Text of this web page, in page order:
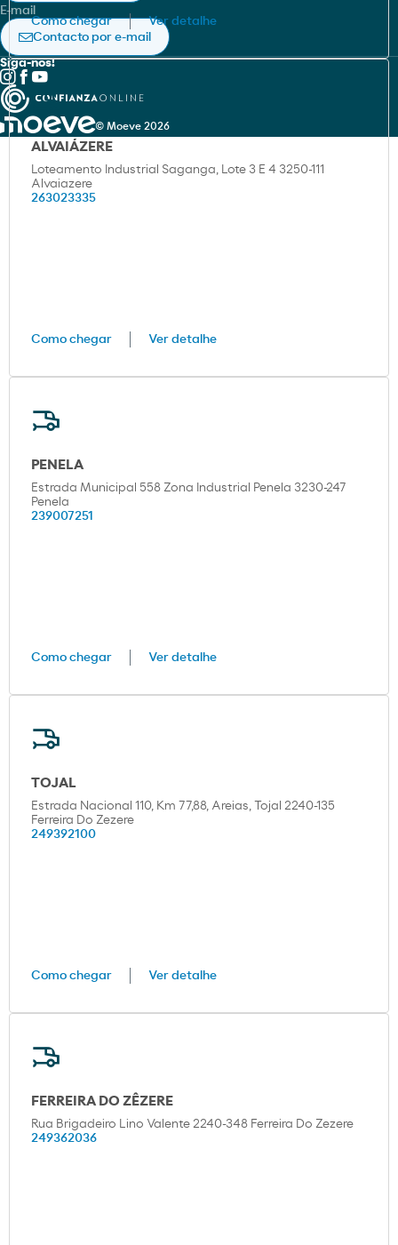
Como chegar Ver detalhe
ALVAIÁZERE
Loteamento Industrial Saganga, Lote 3 E 4 3250-111
Alvaiazere
263023335
Como chegar Ver detalhe
PENELA
Estrada Municipal 558 Zona Industrial Penela 3230-247
Penela
239007251
Como chegar Ver detalhe
TOJAL
Estrada Nacional 110, Km 77,88, Areias, Tojal 2240-135
Ferreira Do Zezere
249392100
Como chegar Ver detalhe
FERREIRA DO ZÊZERE
Rua Brigadeiro Lino Valente 2240-348 Ferreira Do Zezere
249362036
Política de privacidade
E-mail
Contacto por e-mail
© Moeve 2026
Siga-nos!